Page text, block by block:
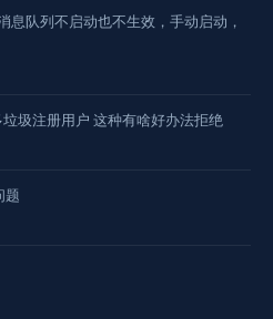
息队列不启动也不生效，手动启动，
圾注册用户 这种有啥好办法拒绝
题